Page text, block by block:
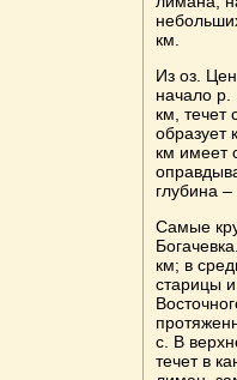
км.
Из оз.
начало
км, течет
образует
км имеет
глубина
Самые
км; в
старицы
с. В
течет в